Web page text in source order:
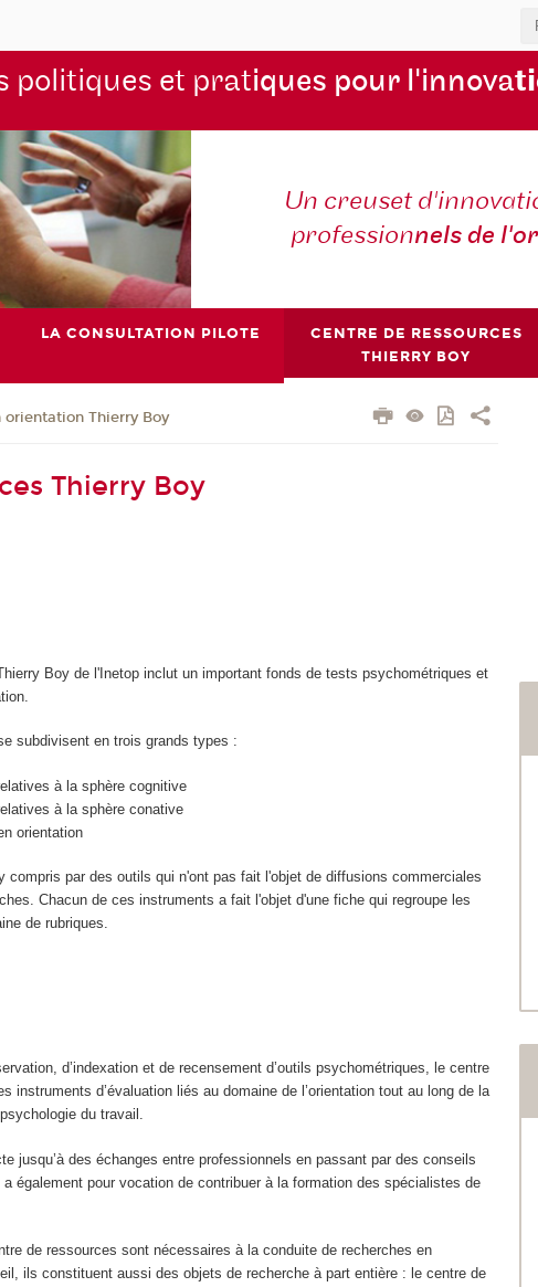
politiques et pratiques pour l'innova
Un creuset
professionnels de l'or
LA CONSULTATION PILOTE
CENTRE DE RESSOURCES
THIERRY BOY
orientation Thierry Boy
Thierry Boy
Boy de l'Inetop inclut un important fonds de tests psychométriques et
subdivisent en trois grands types :
à la sphère cognitive
à la sphère conative
orientation
compris par des outils qui n'ont pas fait l'objet de diffusions commerciales
Chacun de ces instruments a fait l'objet d'une fiche qui regroupe les
de rubriques.
d’indexation et de recensement d’outils psychométriques, le centre
instruments d’évaluation liés au domaine de l’orientation tout au long de la
du travail.
jusqu’à des échanges entre professionnels en passant par des conseils
également pour vocation de contribuer à la formation des spécialistes de
de ressources sont nécessaires à la conduite de recherches en
ils constituent aussi des objets de recherche à part entière : le centre de